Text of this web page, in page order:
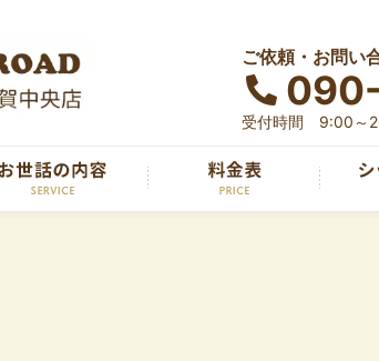
ご依頼・お問い
受付時間 9:00～